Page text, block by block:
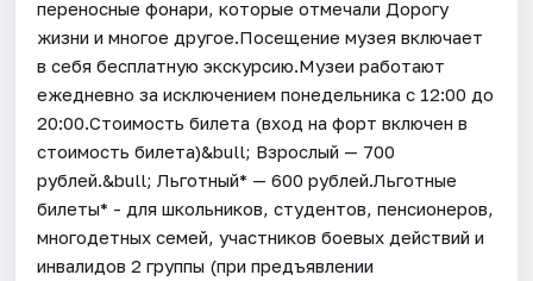
переносные фонари, которые отмечали Дорогу
жизни и многое другое.Посещение музея включает
в себя бесплатную экскурсию.Музеи работают
ежедневно за исключением понедельника с 12:00 до
20:00.Стоимость билета (вход на форт включен в
стоимость билета)&bull; Взрослый — 700
рублей.&bull; Льготный* — 600 рублей.Льготные
билеты* - для школьников, студентов, пенсионеров,
многодетных семей, участников боевых действий и
инвалидов 2 группы (при предъявлении